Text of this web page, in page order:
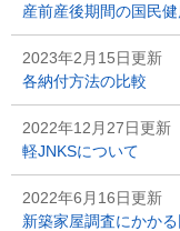
産前産後期間の国民
2023年2月15日更新
各納付方法の比較
2022年12月27日更新
軽JNKSについて
2022年6月16日更新
新築家屋調査にかか